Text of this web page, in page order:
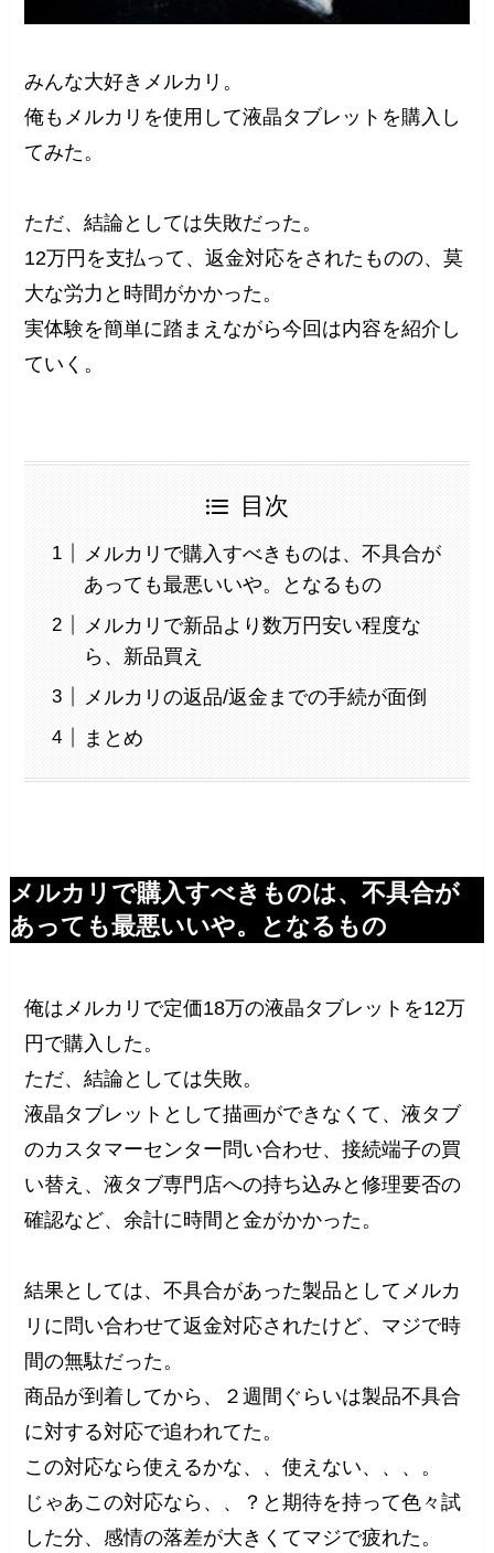
みんな大好きメルカリ。
俺もメルカリを使用して液晶タブレットを購入し
てみた。
ただ、結論としては失敗だった。
12万円を支払って、返金対応をされたものの、莫
大な労力と時間がかかった。
実体験を簡単に踏まえながら今回は内容を紹介し
ていく。
目次
メルカリで購入すべきものは、不具合が
あっても最悪いいや。となるもの
メルカリで新品より数万円安い程度な
ら、新品買え
メルカリの返品/返金までの手続が面倒
まとめ
メルカリで購入すべきものは、不具合が
あっても最悪いいや。となるもの
俺はメルカリで定価18万の液晶タブレットを12万
円で購入した。
ただ、結論としては失敗。
液晶タブレットとして描画ができなくて、液タブ
のカスタマーセンター問い合わせ、接続端子の買
い替え、液タブ専門店への持ち込みと修理要否の
確認など、余計に時間と金がかかった。
結果としては、不具合があった製品としてメルカ
リに問い合わせて返金対応されたけど、マジで時
間の無駄だった。
商品が到着してから、２週間ぐらいは製品不具合
に対する対応で追われてた。
この対応なら使えるかな、、使えない、、、。
じゃあこの対応なら、、？と期待を持って色々試
した分、感情の落差が大きくてマジで疲れた。